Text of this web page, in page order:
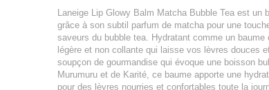
Laneige Lip Glowy Balm Matcha Bubble Tea est
grâce à son subtil parfum de matcha pour une
saveurs du bubble tea. Hydratant comme un
légère et non collante qui laisse vos lèvres douces
soupçon de gourmandise qui évoque une boisson
Murumuru et de Karité, ce baume apporte une
pour des lèvres nourries et confortables toute la